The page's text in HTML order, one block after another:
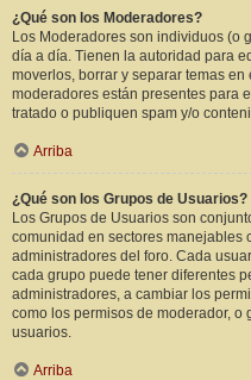
¿Qué son los Moderadores?
Los Moderadores son individuos (o
día a día. Tienen la autoridad para
moverlos, borrar y separar temas
moderadores están presentes para
tratado o publiquen spam y/o
Arriba
¿Qué son los Grupos de Usuarios?
Los Grupos de Usuarios son
comunidad en sectores manejables
administradores del foro. Cada
cada grupo puede tener diferentes
administradores, a cambiar los
como los permisos de moderador,
usuarios.
Arriba